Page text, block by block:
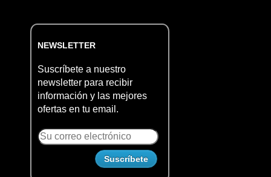
NEWSLETTER
Suscríbete a nuestro
newsletter para recibir
información y las mejores
ofertas en tu email.